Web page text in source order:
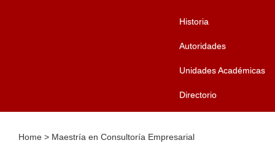
Historia
Autoridades
Unidades Académicas
Directorio
Home > Maestría en Consultoría Empresarial